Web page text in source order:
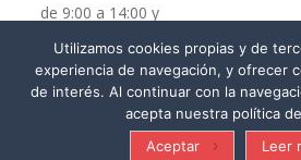
de 9:00 a 14:00 y
de 16:00 a 19:00
© REYTONER 2015 –Términos y
Utilizamos cookies propias y de
experiencia de navegación, y ofrecer
de interés. Al continuar con la
acepta nuestra política
Aceptar
Leer